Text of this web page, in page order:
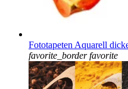
Fototapeten Aquarell
favorite_border favorite